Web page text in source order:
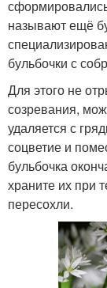
называют ещё
бульбочки с
Для этого не
созревания,
удаляется с
соцветие и
бульбочка
храните их при
пересохли.